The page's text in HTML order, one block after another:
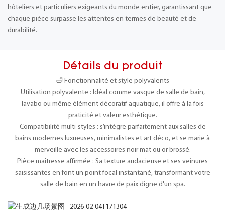
hôteliers et particuliers exigeants du monde entier, garantissant que
chaque pièce surpasse les attentes en termes de beauté et de
durabilité.
Détails du produit
🛁 Fonctionnalité et style polyvalents
Utilisation polyvalente : Idéal comme vasque de salle de bain,
lavabo ou même élément décoratif aquatique, il offre à la fois
praticité et valeur esthétique.
Compatibilité multi-styles : s’intègre parfaitement aux salles de
bains modernes luxueuses, minimalistes et art déco, et se marie à
merveille avec les accessoires noir mat ou or brossé.
Pièce maîtresse affirmée : Sa texture audacieuse et ses veinures
saisissantes en font un point focal instantané, transformant votre
salle de bain en un havre de paix digne d'un spa.